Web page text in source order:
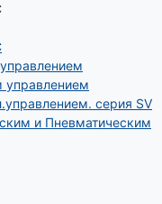
управлением
серия SV
и Пневматическим